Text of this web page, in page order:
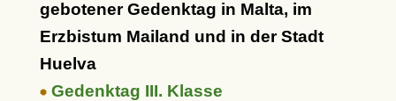
gebotener Gedenktag in Malta, im
Erzbistum Mailand und in der Stadt
Huelva
Gedenktag III. Klasse